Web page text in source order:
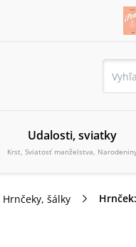
Udalosti, sviatky
Krst, Sviatosť manželstva,
Hrnčeky, šálky